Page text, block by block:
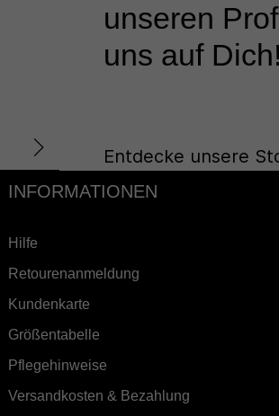
unseren
uns auf Dich!
Entdecke unsere
INFORMATIONEN
Hilfe
Retourenanmeldung
Kundenkarte
Größentabelle
Pflegehinweise
Versandkosten & Bezahlung